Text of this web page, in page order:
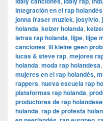
integración en el rap holandés
jonna fraser muziek, josylvio,
holanda, keizer holanda,
letras rap holanda, lijpe, lijpe
canciones, lil kleine geen
lucas & steve rap, mejores
holanda, moda rap holandesa,
mujeres en el rap holandés,
rappers, nueva escuela rap
plataformas rap holanda,
productores de rap
holanda, rap de protesta